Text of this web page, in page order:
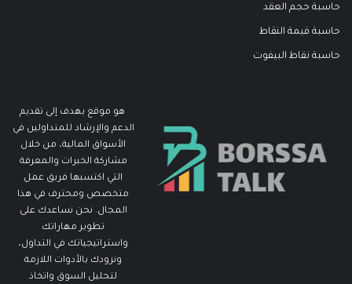
حاسبة حجم العقد
حاسبة قيمة النقاط
حاسبة نقاط البيفوت
هو موقع يهدف إلى تقديم
الدعم والإرشاد للمتداولين في
الأسواق المالية، من خلال
مشاركة الخبرات والمعرفة
التي اكتسبها فريق عمل
متخصص ومحترف في هذا
المجال. نحن نساعدك على
تطوير مهاراتك
واستراتيجياتك في التداول،
ونزودك بالأدوات اللازمة
لتحليل السوق واتخاذ